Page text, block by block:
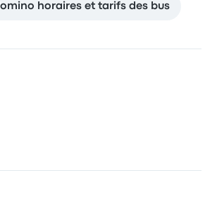
horaires et tarifs des bus